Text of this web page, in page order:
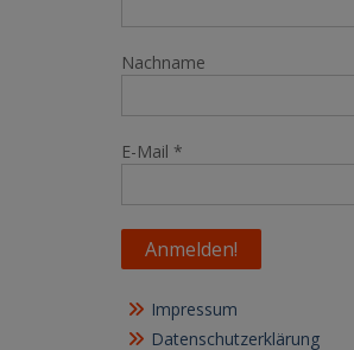
Nachname
E-Mail *
Impressum
Datenschutzerklärung